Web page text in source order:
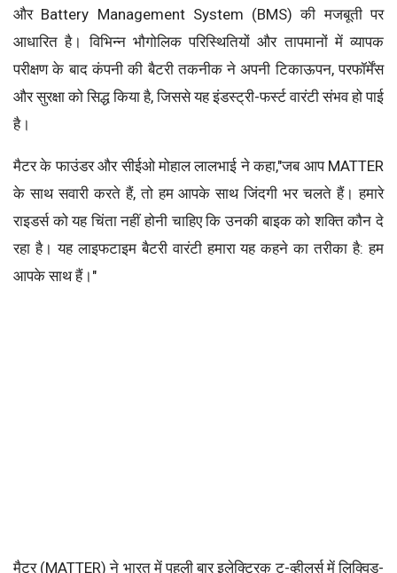
और Battery Management System (BMS) की मजबूती पर
आधारित है। विभिन्न भौगोलिक परिस्थितियों और तापमानों में व्यापक
परीक्षण के बाद कंपनी की बैटरी तकनीक ने अपनी टिकाऊपन, परफॉर्मेंस
और सुरक्षा को सिद्ध किया है, जिससे यह इंडस्ट्री-फर्स्ट वारंटी संभव हो पाई
है।
मैटर के फाउंडर और सीईओ मोहाल लालभाई ने कहा,"जब आप MATTER
के साथ सवारी करते हैं, तो हम आपके साथ जिंदगी भर चलते हैं। हमारे
राइडर्स को यह चिंता नहीं होनी चाहिए कि उनकी बाइक को शक्ति कौन दे
रहा है। यह लाइफटाइम बैटरी वारंटी हमारा यह कहने का तरीका है: हम
आपके साथ हैं।"
मैटर (MATTER) ने भारत में पहली बार इलेक्ट्रिक टू-व्हीलर्स में लिक्विड-